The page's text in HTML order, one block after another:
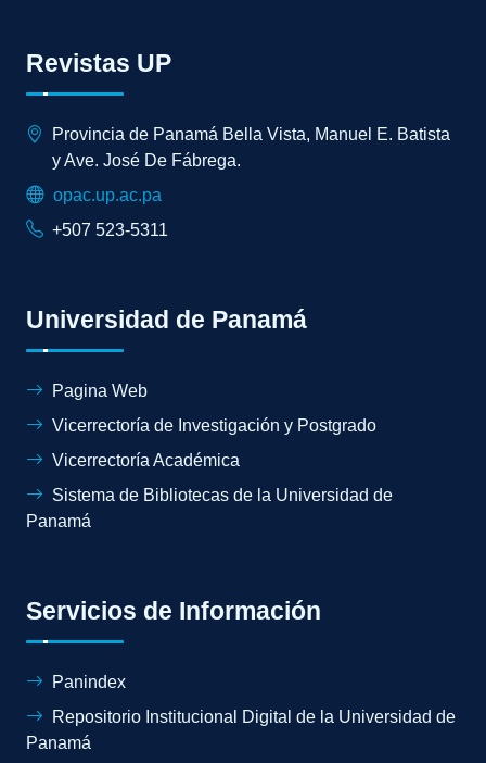
Revistas UP
Provincia de Panamá Bella Vista, Manuel E. Batista
y Ave. José De Fábrega.
opac.up.ac.pa
+507 523-5311
Universidad de Panamá
Pagina Web
Vicerrectoría de Investigación y Postgrado
Vicerrectoría Académica
Sistema de Bibliotecas de la Universidad de
Panamá
Servicios de Información
Panindex
Repositorio Institucional Digital de la Universidad de
Panamá